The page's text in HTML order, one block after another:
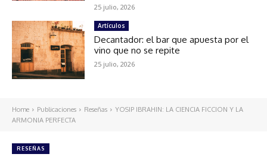
25 julio, 2026
Artículos
Decantador: el bar que apuesta por el
vino que no se repite
25 julio, 2026